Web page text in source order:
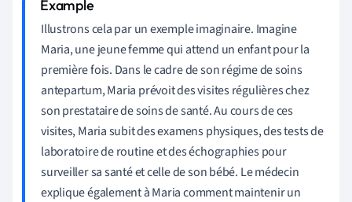
Illustrons cela par un exemple imaginaire. Imagine
Maria, une jeune femme qui attend un enfant pour la
première fois. Dans le cadre de son régime de soins
antepartum, Maria prévoit des visites régulières chez
son prestataire de soins de santé. Au cours de ces
visites, Maria subit des examens physiques, des tests de
laboratoire de routine et des échographies pour
surveiller sa santé et celle de son bébé. Le médecin
explique également à Maria comment maintenir un